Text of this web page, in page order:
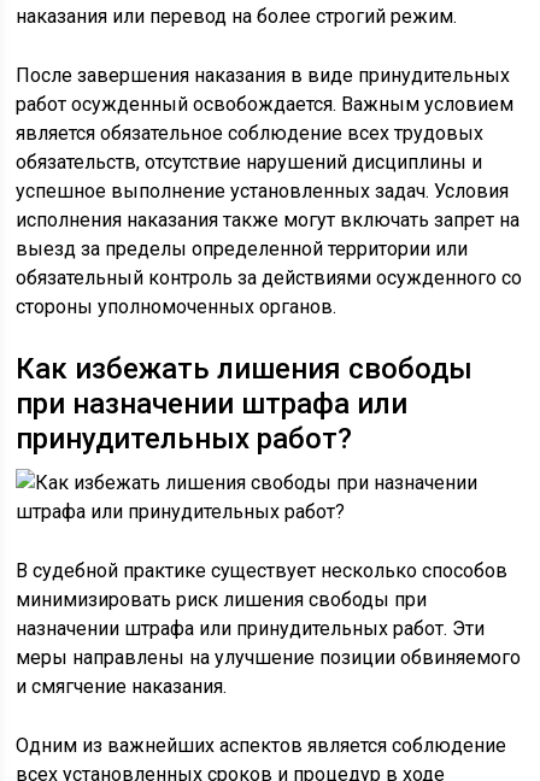
наказания или перевод на более строгий режим.
После завершения наказания в виде принудительных
работ осужденный освобождается. Важным условием
является обязательное соблюдение всех трудовых
обязательств, отсутствие нарушений дисциплины и
успешное выполнение установленных задач. Условия
исполнения наказания также могут включать запрет на
выезд за пределы определенной территории или
обязательный контроль за действиями осужденного со
стороны уполномоченных органов.
Как избежать лишения свободы
при назначении штрафа или
принудительных работ?
В судебной практике существует несколько способов
минимизировать риск лишения свободы при
назначении штрафа или принудительных работ. Эти
меры направлены на улучшение позиции обвиняемого
и смягчение наказания.
Одним из важнейших аспектов является соблюдение
всех установленных сроков и процедур в ходе